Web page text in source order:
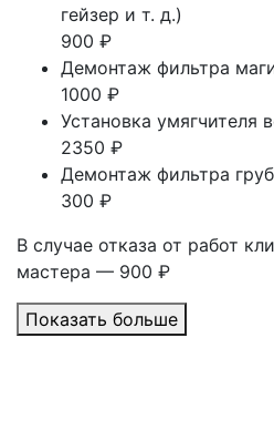
гейзер и т. д.)
900 ₽
Демонтаж фильтра
1000 ₽
Установка умягчителя
2350 ₽
Демонтаж фильтра
300 ₽
В случае отказа от работ
мастера — 900 ₽
Показать больше